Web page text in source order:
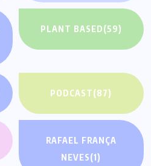
PLANT BASED(59)
PODCAST(87)
RAFAEL FRANÇA
NEVES(1)